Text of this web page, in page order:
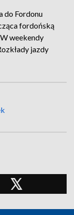
do Fordonu
fordońską
weekendy
jazdy